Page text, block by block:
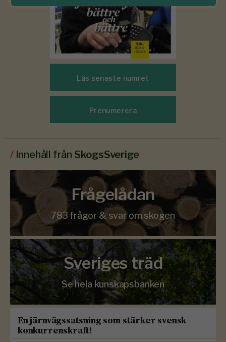
Läs senaste numret
Prenumerera
/ Innehåll från SkogsSverige
Frågelådan
783 frågor & svar om skogen
Sveriges träd
Se hela kunskapsbanken
En järnvägssatsning som stärker svensk
konkurrenskraft!